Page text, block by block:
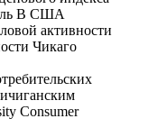
В США
активности
Чикаго
Consumer